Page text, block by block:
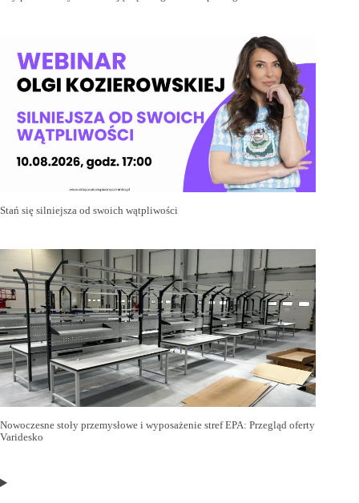
Stań się silniejsza od swoich wątpliwości
Nowoczesne stoły przemysłowe i wyposażenie stref EPA: Przegląd oferty
Varidesko